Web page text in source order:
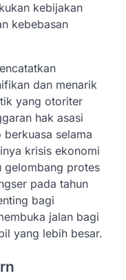
kebijakan
kebebasan
dan menarik
yang otoriter
hak asasi
berkuasa selama
krisis ekonomi
gelombang protes
pada tahun
bagi
jalan bagi
yang lebih besar.